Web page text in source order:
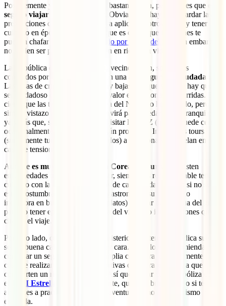
Posiblemente ya tengas una idea bastante clara, pero ya ves que
seguro viajar a Corea del Sur
. Obviamente hay que guardar las
precauciones que posiblemente ya aplicas en otros viajes y tener
cuidado en época de lluvias, ya que es cierto que los tifones te
pueden chafar parte de tu
itinerario por Corea del Sur
. Sin embargo,
no suelen ser peligros que pongan en riesgo tu vida.
La República de Corea, como su vecino Japón, son países
conocidos por ser tranquilos y con una
alta seguridad ciudadana
Las tasas de criminalidad son muy bajas, aunque siempre hay que
ser cuidadoso con los objetos de valor en las zonas concurridas. Es
cierto que las tensiones con Corea del Norte no han cesado, pero un
simple vistazo a las noticias te servirá para quedarte más tranquilo y
ya verás que, salvo que vayas a visitar la DMZ (que se puede cerrar
ocasionalmente), no tendrás ningún problema. Incluso los tours
(sumamente turísticos y organizados) a esta zona se cancelan en
caso de tensiones.
Aunque es muy seguro viajar a Corea del Sur
y no existen
enfermedades tropicales a destacar, siempre es recomendable tener
cuidado con la
en épocas de calor, andar con ojo si no se
está acostumbrado al picante (la gastronomía surcoreana lo
incorpora en buena parte de sus platos) y evitar beber agua del grifo
para no tener episodios de diarrea del viajero o intoxicaciones que
chafen el viaje.
Por otro lado, como indica el Ministerio, “la atención médica suele
ser de buena calidad, aunque muy cara. Por ello, se recomienda
contratar un seguro médico de amplia cobertura, especialmente en
caso de realizar actividades deportivas o de otra naturaleza que
comporten un riesgo adicional”. Así que contar con una póliza como
el
IATI Estrella
es muy importante, que te cubrirá incluso si te
animases a practicar deportes de aventura como el senderismo o la
escalada.